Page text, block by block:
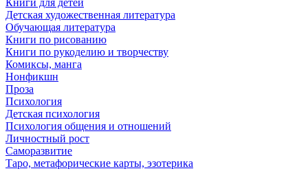
Книги для детей
Детская художественная литература
Обучающая литература
Книги по рисованию
Книги по рукоделию и творчеству
Комиксы, манга
Нонфикшн
Проза
Психология
Детская психология
Психология общения и отношений
Личностный рост
Саморазвитие
Таро, метафорические карты, эзотерика